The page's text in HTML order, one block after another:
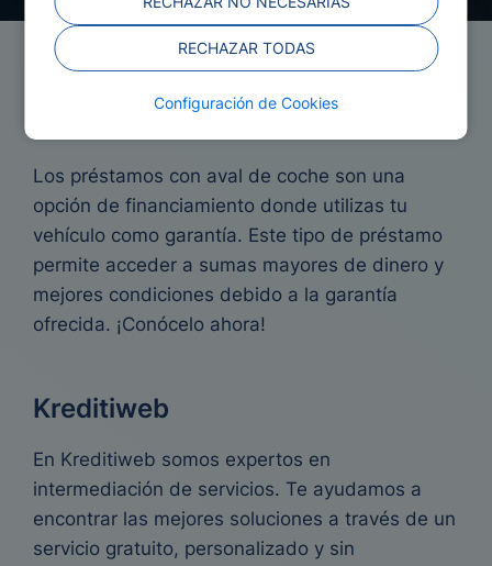
RECHAZAR TODAS
Configuración de Cookies
Préstamos con Aval de
Los préstamos con aval de coche son una
opción de financiamiento donde utilizas tu
vehículo como garantía. Este tipo de préstamo
permite acceder a sumas mayores de dinero y
mejores condiciones debido a la garantía
ofrecida. ¡Conócelo ahora!
Kreditiweb
En Kreditiweb somos expertos en
intermediación de servicios. Te ayudamos a
encontrar las mejores soluciones a través de un
servicio gratuito, personalizado y sin